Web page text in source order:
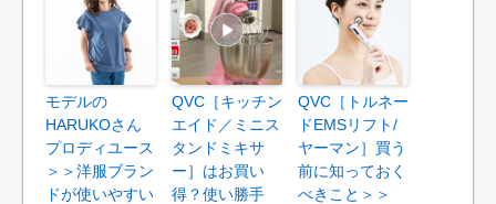
モデルの
HARUKOさん
プロディユース
＞＞洋服ブラン
ドが使いやすい
QVC［キッチン
エイド／ミニス
タンドミキサ
ー］はお買い
得？使い勝手
QVC［トルネー
ドEMSリフト/
ヤーマン］買う
前に知っておく
べきこと＞＞